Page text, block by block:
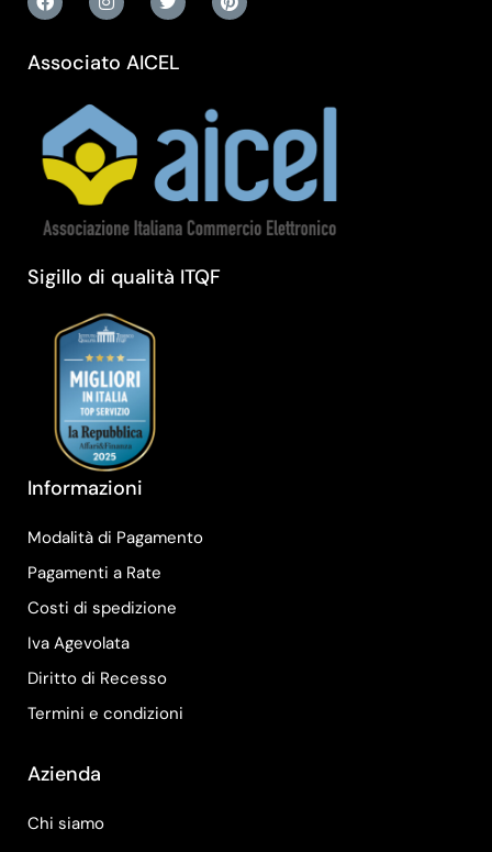
Associato AICEL
Sigillo di qualità ITQF
Informazioni
Modalità di Pagamento
Pagamenti a Rate
Costi di spedizione
Iva Agevolata
Diritto di Recesso
Termini e condizioni
Azienda
Chi siamo